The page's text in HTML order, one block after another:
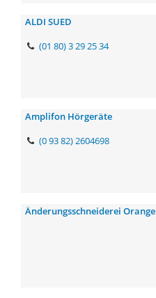
ALDI SUED
(01 80) 3 29 25 34
Amplifon Hörgeräte
(0 93 82) 2604698
Änderungsschneiderei Orange